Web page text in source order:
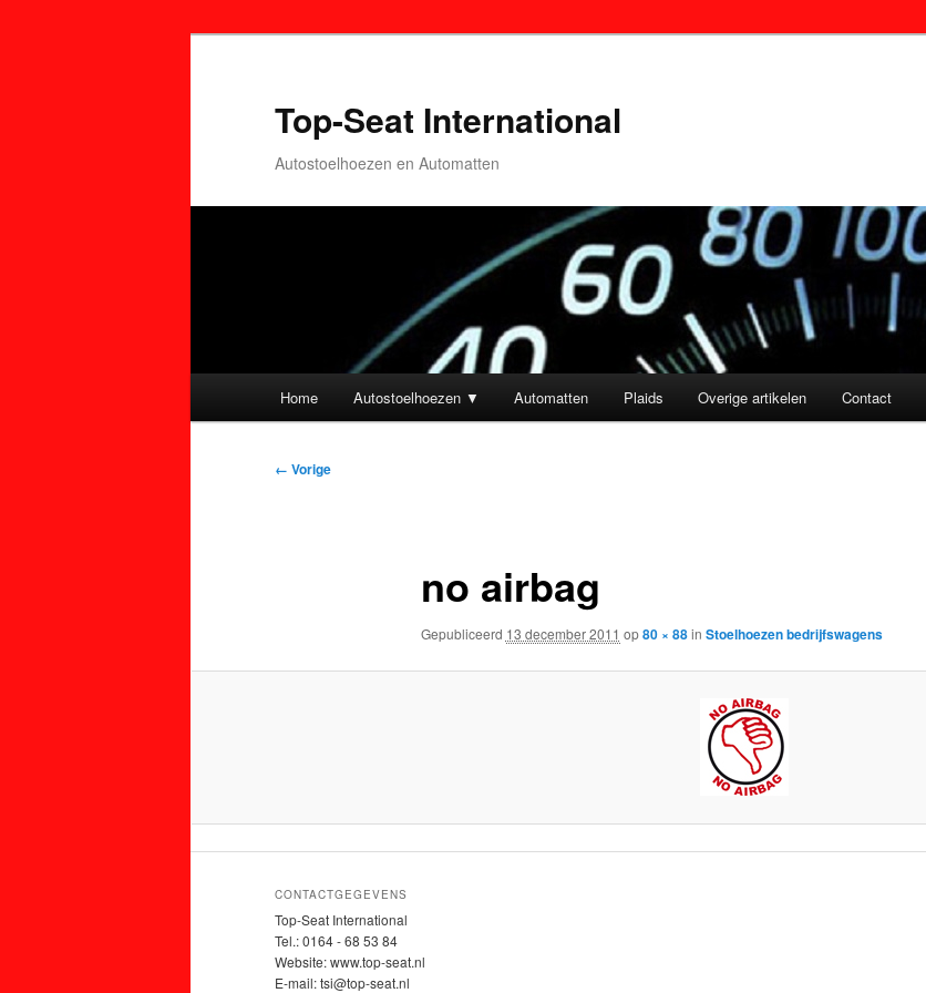
Top-Seat International
Autostoelhoezen en Automatten
Spring
Spring
Home Autostoelhoezen ▼ Automatten Plaids Overige artikelen Contact
Afbeeldingsnavigatie
← Vorige
no airbag
Gepubliceerd 13 december 2011 op80 × 88in Stoelhoezen bedrijfswagens
CONTACTGEGEVENS
Top-Seat International
Tel.: 0164 - 68 53 84
Website: www.top-seat.nl
E-mail: tsi@top-seat.nl